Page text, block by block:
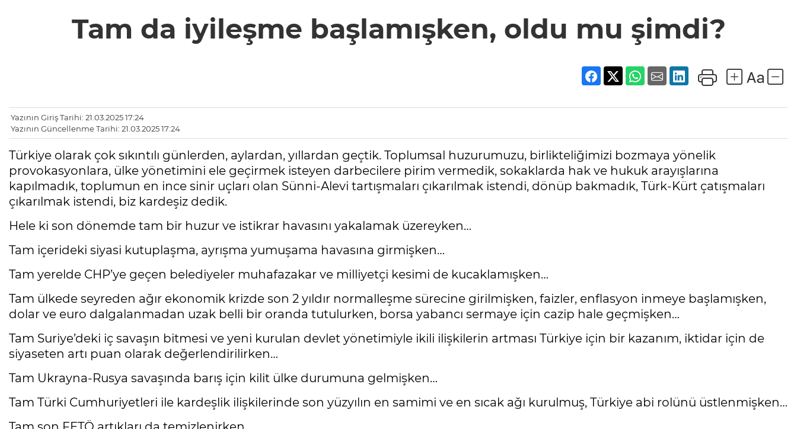
Tam da iyileşme başlamışken, oldu mu şimdi?
Yazının Giriş Tarihi: 21.03.2025 17:24
Yazının Güncellenme Tarihi: 21.03.2025 17:24
Türkiye olarak çok sıkıntılı günlerden, aylardan, yıllardan geçtik. Toplumsal huzurumuzu, birlikteliğimizi bozmaya yönelik
provokasyonlara, ülke yönetimini ele geçirmek isteyen darbecilere pirim vermedik, sokaklarda hak ve hukuk arayışlarına
kapılmadık, toplumun en ince sinir uçları olan Sünni-Alevi tartışmaları çıkarılmak istendi, dönüp bakmadık, Türk-Kürt çatışmaları
çıkarılmak istendi, biz kardeşiz dedik.
Hele ki son dönemde tam bir huzur ve istikrar havasını yakalamak üzereyken…
Tam içerideki siyasi kutuplaşma, ayrışma yumuşama havasına girmişken…
Tam yerelde CHP’ye geçen belediyeler muhafazakar ve milliyetçi kesimi de kucaklamışken…
Tam ülkede seyreden ağır ekonomik krizde son 2 yıldır normalleşme sürecine girilmişken, faizler, enflasyon inmeye başlamışken,
dolar ve euro dalgalanmadan uzak belli bir oranda tutulurken, borsa yabancı sermaye için cazip hale geçmişken…
Tam Suriye’deki iç savaşın bitmesi ve yeni kurulan devlet yönetimiyle ikili ilişkilerin artması Türkiye için bir kazanım, iktidar için de
siyaseten artı puan olarak değerlendirilirken…
Tam Ukrayna-Rusya savaşında barış için kilit ülke durumuna gelmişken…
Tam Türki Cumhuriyetleri ile kardeşlik ilişkilerinde son yüzyılın en samimi ve en sıcak ağı kurulmuş, Türkiye abi rolünü üstlenmişken…